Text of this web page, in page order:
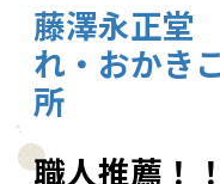
藤澤永正堂
れ・おかき
所
職人推薦！